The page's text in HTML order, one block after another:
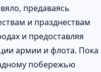
предаваясь
и празднествам
и предоставляя
армии и флота. Пока
побережью